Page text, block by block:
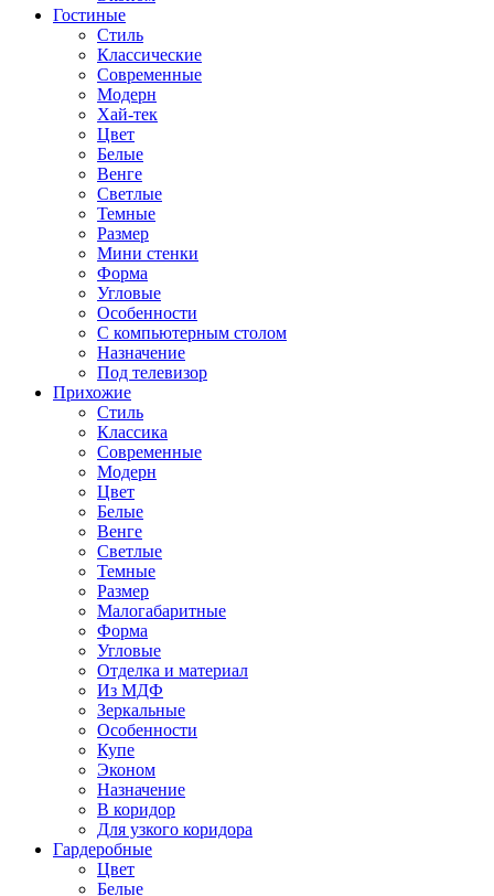
Гостиные
Стиль
Классические
Современные
Модерн
Хай-тек
Цвет
Белые
Венге
Светлые
Темные
Размер
Мини стенки
Форма
Угловые
Особенности
С компьютерным столом
Назначение
Под телевизор
Прихожие
Стиль
Классика
Современные
Модерн
Цвет
Белые
Венге
Светлые
Темные
Размер
Малогабаритные
Форма
Угловые
Отделка и материал
Из МДФ
Зеркальные
Особенности
Купе
Эконом
Назначение
В коридор
Для узкого коридора
Гардеробные
Цвет
Белые